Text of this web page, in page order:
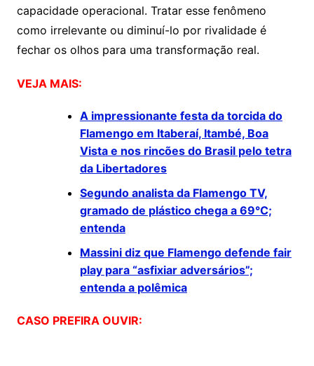
capacidade operacional. Tratar esse fenômeno
como irrelevante ou diminuí-lo por rivalidade é
fechar os olhos para uma transformação real.
VEJA MAIS:
A impressionante festa da torcida do
Flamengo em Itaberaí, Itambé, Boa
Vista e nos rincões do Brasil pelo tetra
da Libertadores
Segundo analista da Flamengo TV,
gramado de plástico chega a 69°C;
entenda
Massini diz que Flamengo defende fair
play para “asfixiar adversários”;
entenda a polêmica
CASO PREFIRA OUVIR: